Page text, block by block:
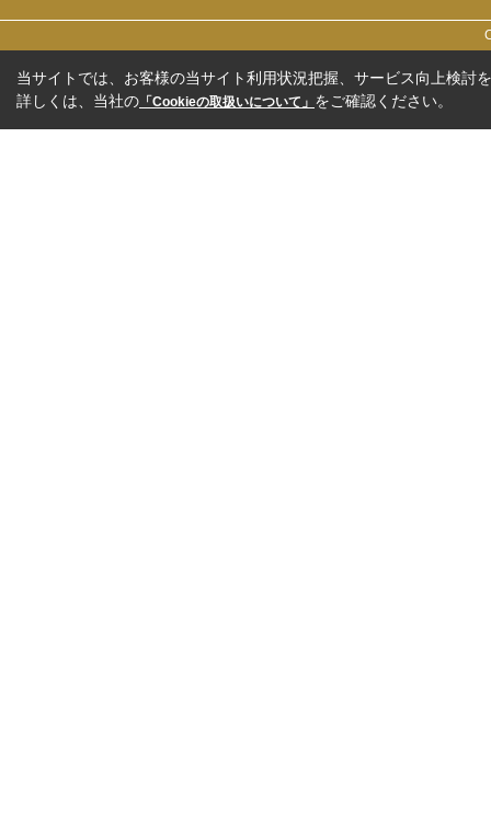
当サイトでは、お客様の当サイト利用状況把握、サービス向上検討
詳しくは、当社の 「Cookieの取扱いについて」 をご確認ください。